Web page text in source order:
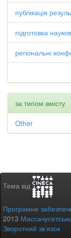
публікація
підготовка
регіональні
за типом вмісту
Other
Тема від
Програмне
2013
Зворотний зв’язок